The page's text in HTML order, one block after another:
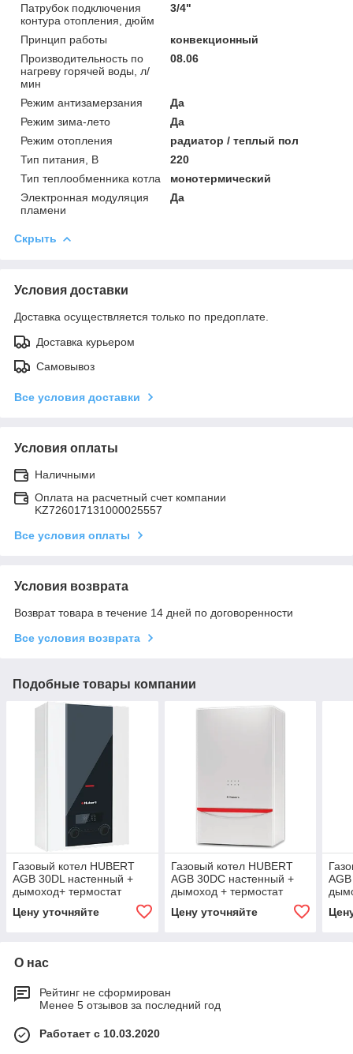
Патрубок подключения
контура отопления, дюйм
3/4"
Принцип работы
конвекционный
Производительность по
нагреву горячей воды, л/
мин
08.06
Режим антизамерзания
Да
Режим зима-лето
Да
Режим отопления
радиатор / теплый пол
Тип питания, В
220
Тип теплообменника котла
монотермический
Электронная модуляция
пламени
Да
Скрыть
Условия доставки
Доставка осуществляется только по предоплате.
Доставка курьером
Самовывоз
Все условия доставки
Условия оплаты
Наличными
Оплата на расчетный счет компании
KZ726017131000025557
Все условия оплаты
Условия возврата
Возврат товара в течение 14 дней по договоренности
Все условия возврата
Подобные товары компании
Газовый котел HUBERT
AGB 30DL настенный +
дымоход+ термостат
Цену уточняйте
Газовый котел HUBERT
AGB 30DC настенный +
дымоход + термостат
Цену уточняйте
О нас
Рейтинг не сформирован
Менее 5 отзывов за последний год
Работает с 10.03.2020